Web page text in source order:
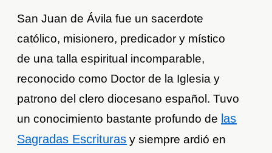
San Juan de Ávila fue un sacerdote
católico, misionero, predicador y místico
de una talla espiritual incomparable,
reconocido como Doctor de la Iglesia y
patrono del clero diocesano español. Tuvo
un conocimiento bastante profundo de las
Sagradas Escrituras y siempre ardió en